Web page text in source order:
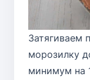
Затягиваем
морозилку
минимум на